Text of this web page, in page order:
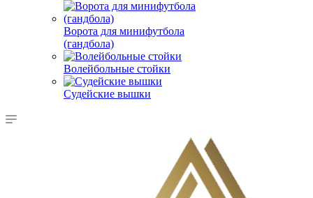
Ворота для минифутбола
(гандбола)
Волейбольные стойки
Судейские вышки